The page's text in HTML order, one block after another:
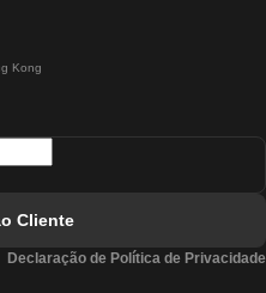
A Madrid
Kong
Cliente
Declaração de Política de Privacidade